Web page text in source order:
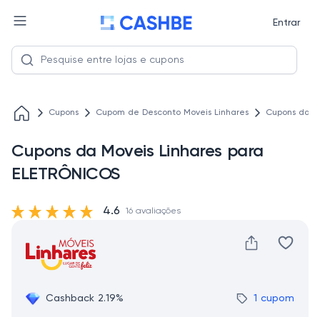
Entrar
Cupons Cupom de Desconto Moveis Linhares Cupons da
Cupons da Moveis Linhares para
ELETRÔNICOS
Cashback 2.19% 1 cupom
4.6 16 avaliações